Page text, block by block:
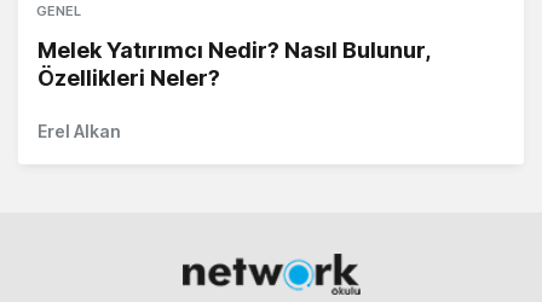
GENEL
Melek Yatırımcı Nedir? Nasıl Bulunur,
Özellikleri Neler?
Erel Alkan